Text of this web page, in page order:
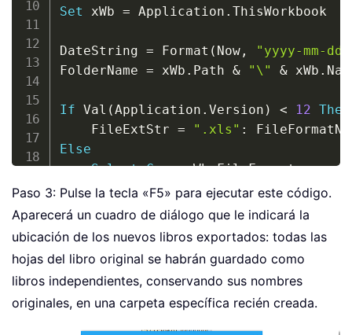
Set xWb = Application . ThisWorkbook
DateString = Format ( Now,
"yyyy-mm-dd
FolderName = xWb . Path & "\" & xWb .
If Val (Application . Version ) < 12 Then
    FileExtStr
= ".xls" :
Else
Select Case xWb.FileFormat
Case 51:
            FileExtStr
".xlsx"
Application
                FileExtStr
= ".xlsm"
Else
                FileExtStr
= ".xlsx"
End If
Paso 3: Pulse la tecla «F5» para ejecutar este código.
Aparecerá un cuadro de diálogo que le indicará la
ubicación de los nuevos libros exportados: todas las
hojas del libro original se habrán guardado como
libros independientes, conservando sus nombres
originales, en una carpeta específica recién creada.